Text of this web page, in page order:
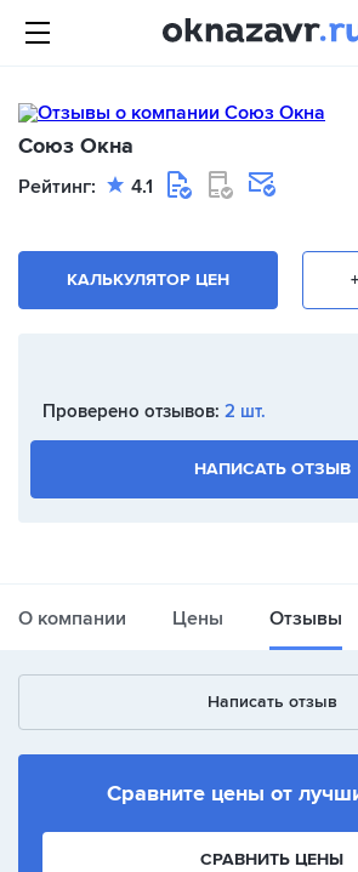
Союз Окна
Рейтинг: 4.1
КАЛЬКУЛЯТОР ЦЕН
Проверено отзывов: 2 шт.
НАПИСАТЬ ОТЗЫВ
О компании Цены Отзывы
Написать отзыв
Сравните цены от
СРАВНИТЬ ЦЕНЫ